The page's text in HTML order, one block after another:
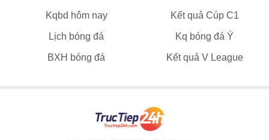
Kqbd hôm nay Kết quả Cúp C1
Lịch bóng đá Kq bóng đá Ý
BXH bóng đá Kết quả V League